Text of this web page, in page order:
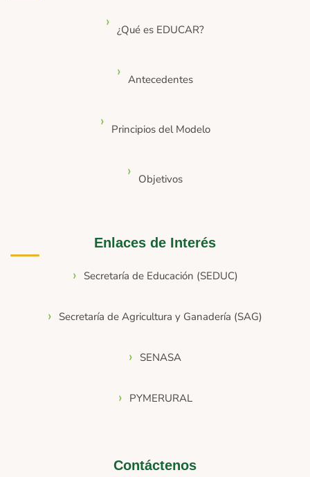
¿Qué es EDUCAR?
Antecedentes
Principios del Modelo
Objetivos
Enlaces de Interés
Secretaría de Educación (SEDUC)
Secretaría de Agricultura y Ganadería (SAG)
SENASA
PYMERURAL
Contáctenos